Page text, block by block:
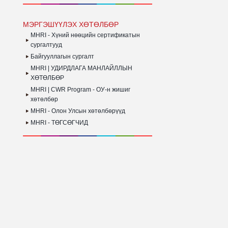
МЭРГЭШҮҮЛЭХ ХӨТӨЛБӨР
MHRI - Хүний нөөцийн сертификатын
сургалтууд
Байгууллагын сургалт
MHRI | УДИРДЛАГА МАНЛАЙЛЛЫН
ХӨТӨЛБӨР
MHRI | CWR Program - ОУ-н жишиг
хөтөлбөр
MHRI - Олон Улсын хөтөлбөрүүд
MHRI - ТӨГСӨГЧИД